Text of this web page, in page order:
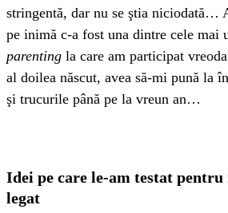
stringentă, dar nu se ştia niciodată…
pe inimă c-a fost una dintre cele mai
parenting la care am participat
al doilea născut, avea să-mi pună la
şi trucurile până pe la vreun an…
Idei pe care le-am testat pentru
legat